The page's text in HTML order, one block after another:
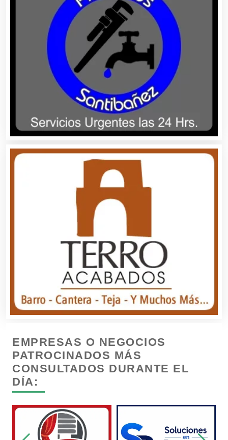
Basculas
Belleza
Bordados y Estampados
Boutiques
Cafeterías
Cajas de Ahorro
Cámaras de Comercio
Camiones para Fletes
Cancelería de Aluminio
Carnicerías
EMPRESAS O NEGOCIOS
PATROCINADOS MÁS
CONSULTADOS DURANTE EL
DÍA: